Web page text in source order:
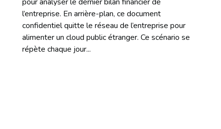
l’entreprise. En arrière-plan, ce document
confidentiel quitte le réseau de l’entreprise pour
alimenter un cloud public étranger. Ce scénario se
répète chaque jour...